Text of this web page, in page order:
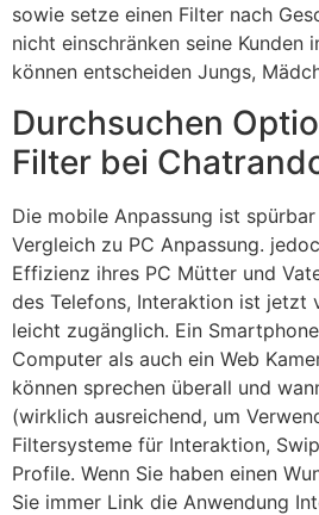
sowie setze einen Filter nach
nicht einschränken seine Kunden
können entscheiden Jungs,
Durchsuchen
Filter bei
Die mobile Anpassung ist
Vergleich zu PC Anpassung.
Effizienz ihres PC Mütter und
des Telefons, Interaktion ist jetzt
leicht zugänglich. Ein
Computer als auch ein Web
können sprechen überall und
(wirklich ausreichend, um
Filtersysteme für Interaktion,
Profile. Wenn Sie haben einen
Sie immer Link die Anwendung